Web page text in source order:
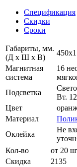
Спецификация
Скидки
Сроки
Габариты, мм.
(Д х Ш х В)
Магнитная
система
16
Подсветка
Вт.
Цвет
Материал
Оклейка
Не
Кол-во
от 20
Скидка
2135